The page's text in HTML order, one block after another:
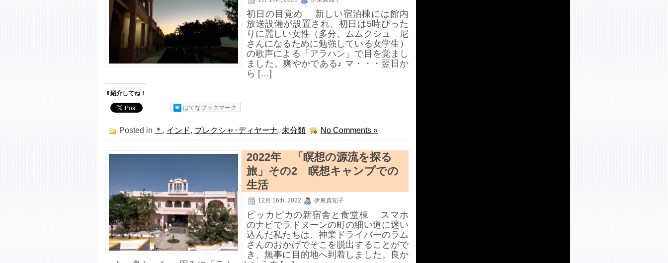
初日の目覚め 新しい宿泊棟には館内
放送設備が設置され、初日は5時ぴった
りに麗しい女性（多分、ムムクシュ 尼
さんになるために勉強している女学生）
の歌声による「アラハン」で目を覚まし
ました。爽やかである♪ マ・・・翌日か
ら […]
⇑紹介してね！
はてなブックマーク
Posted in ＊ , インド, プレクシャ･ディヤーナ, 未分類 No Comments »
2022年 「瞑想の源流を探る
旅」その2 瞑想キャンプでの
生活
12月 16th, 2022 伊東真知子
ピッカピカの新宿舎と食堂棟 スマホ
のナビでラドヌーンの町の細い道に迷い
込んだ私たちは、神業ドライバーのラム
さんのおかげでそこを脱出することがで
き、無事に目的地へ到着しました。良か